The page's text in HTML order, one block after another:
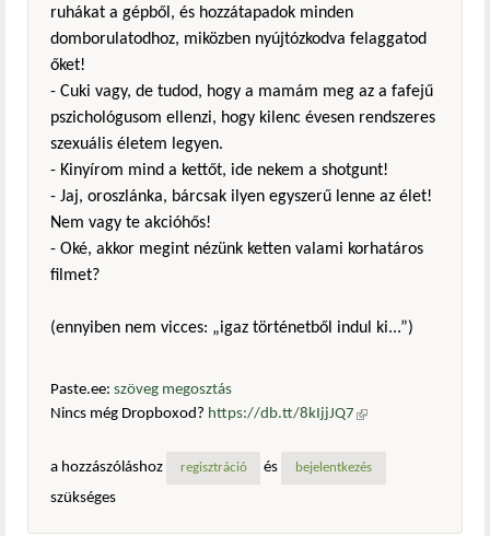
ruhákat a gépből, és hozzátapadok minden
domborulatodhoz, miközben nyújtózkodva felaggatod
őket!
- Cuki vagy, de tudod, hogy a mamám meg az a fafejű
pszichológusom ellenzi, hogy kilenc évesen rendszeres
szexuális életem legyen.
- Kinyírom mind a kettőt, ide nekem a shotgunt!
- Jaj, oroszlánka, bárcsak ilyen egyszerű lenne az élet!
Nem vagy te akcióhős!
- Oké, akkor megint nézünk ketten valami korhatáros
filmet?
(ennyiben nem vicces: „igaz történetből indul ki...”)
Paste.ee: szöveg megosztás
Nincs még Dropboxod? https://db.tt/8kIjjJQ7 (külső
a hozzászóláshoz
regisztráció és bejelentkezés
szükséges